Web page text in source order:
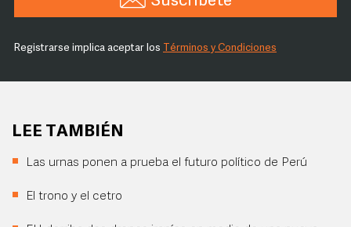
Registrarse implica aceptar los Términos y Condiciones
LEE TAMBIÉN
Las urnas ponen a prueba el futuro político de Perú
El trono y el cetro